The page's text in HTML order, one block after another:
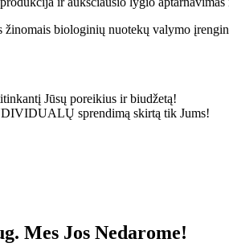
žinomais biologinių nuotekų valymo
Jūsų poreikius ir biudžetą!
sprendimą skirtą tik Jums!
Mes Jos Nedarome!